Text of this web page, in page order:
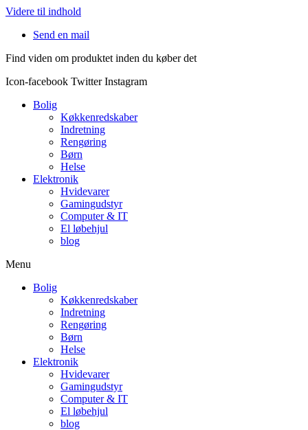
Videre til indhold
Send en mail
Find viden om produktet inden du køber det
Icon-facebook Twitter Instagram
Bolig
Køkkenredskaber
Indretning
Rengøring
Børn
Helse
Elektronik
Hvidevarer
Gamingudstyr
Computer & IT
El løbehjul
blog
Menu
Bolig
Køkkenredskaber
Indretning
Rengøring
Børn
Helse
Elektronik
Hvidevarer
Gamingudstyr
Computer & IT
El løbehjul
blog